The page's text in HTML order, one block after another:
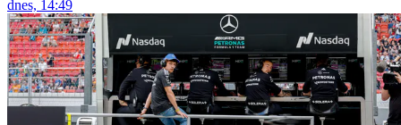
dnes, 14:49